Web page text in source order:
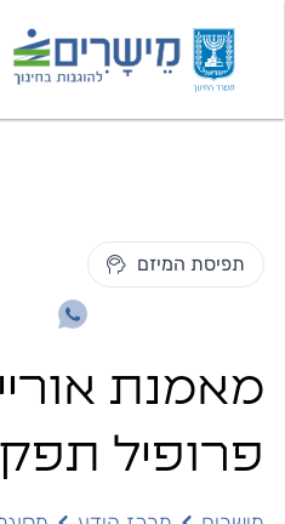
תפיסת המיזם
מאמנת
פרופיל